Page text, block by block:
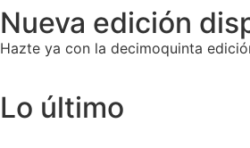
Nueva edición
Hazte ya con la decimoquinta
Lo último